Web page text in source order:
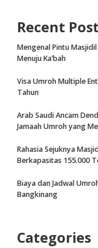
Recent
Mengenal Pintu
Menuju Ka’bah
Visa Umroh Multiple
Tahun
Arab Saudi Ancam
Jamaah Umroh yang
Rahasia Sejuknya
Berkapasitas 155.000
Biaya dan Jadwal
Bangkinang
Categories